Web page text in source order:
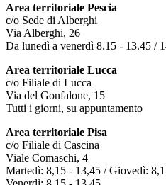
Area territoriale Pescia
c/o Sede di Alberghi
Via Alberghi, 26
Da lunedì a venerdì 8.15 - 13.45 /
Area territoriale Lucca
c/o Filiale di Lucca
Via del Gonfalone, 15
Tutti i giorni, su appuntamento
Area territoriale Pisa
c/o Filiale di Cascina
Viale Comaschi, 4
Martedì: 8,15 - 13,45 / Giovedì: